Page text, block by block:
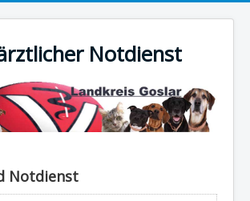
Notdienst
Notdienst